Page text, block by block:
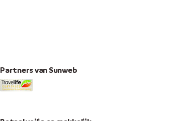
Partners van Sunweb